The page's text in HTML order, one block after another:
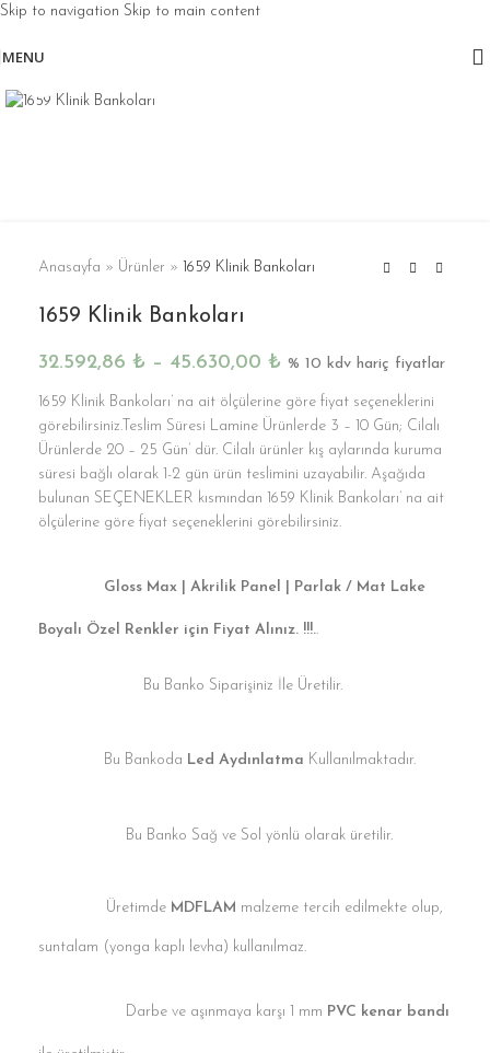
Skip to navigation Skip to main content
MENU
Anasayfa » Ürünler » 1659 Klinik Bankoları
1659 Klinik Bankoları
32.592,86 ₺ – 45.630,00 ₺ % 10 kdv hariç fiyatlar
1659 Klinik Bankoları’ na ait ölçülerine göre fiyat seçeneklerini
görebilirsiniz.Teslim Süresi Lamine Ürünlerde 3 – 10 Gün; Cilalı
Ürünlerde 20 – 25 Gün’ dür. Cilalı ürünler kış aylarında kuruma
süresi bağlı olarak 1-2 gün ürün teslimini uzayabilir. Aşağıda
bulunan SEÇENEKLER kısmından 1659 Klinik Bankoları’ na ait
ölçülerine göre fiyat seçeneklerini görebilirsiniz.
Gloss Max | Akrilik Panel | Parlak / Mat Lake
Boyalı Özel Renkler için Fiyat Alınız. !!!..
Bu Banko Siparişiniz İle Üretilir.
Bu Bankoda Led Aydınlatma Kullanılmaktadır.
Bu Banko Sağ ve Sol yönlü olarak üretilir.
Üretimde MDFLAM malzeme tercih edilmekte olup,
suntalam (yonga kaplı levha) kullanılmaz.
Darbe ve aşınmaya karşı 1 mm PVC kenar bandı